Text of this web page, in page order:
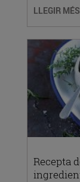
LLEGIR MÉS
Recepta